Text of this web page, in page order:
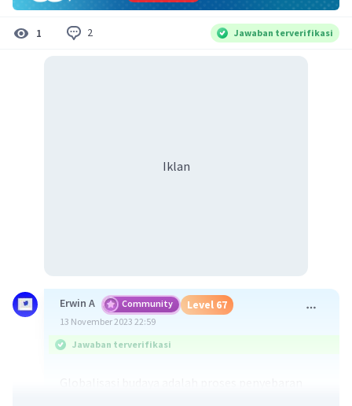
1 2 Jawaban terverifikasi
Iklan
Erwin A Community Level 67
13 November 2023 22:59
Jawaban terverifikasi